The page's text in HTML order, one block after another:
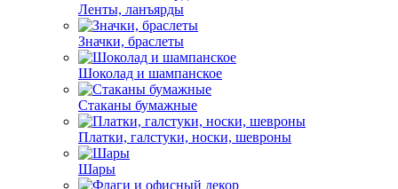
Ленты, ланъярды
Значки, браслеты
Шоколад и шампанское
Стаканы бумажные
Платки, галстуки, носки, шевроны
Шары